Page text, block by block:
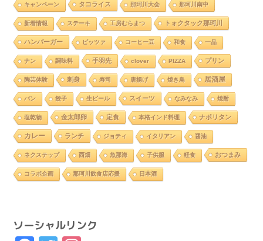
キャンペーン タコライス 那珂川大会 那珂川南中
新着情報 ステーキ 工房むらまつ トォクタック那珂川
ハンバーガー ピッツァ コーヒー豆 和食 一品
ナン 調味料 手羽先 clover PIZZA プリン
陶芸体験 刺身 寿司 唐揚げ 焼き鳥 居酒屋
パン 餃子 生ビール スイーツ なみなみ 焼酎
塩乾物 金太郎卵 定食 本格インド料理 ナポリタン
カレー ランチ ジョティ イタリアン 醤油
ネクステップ 西畑 魚那海 子供服 軽食 おつまみ
コラボ企画 那珂川飲食店応援 日本酒
ソーシャルリンク